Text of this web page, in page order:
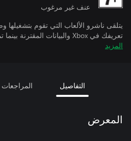
عنف غير مرغوب
يتلقى ناشرو الألعاب التي تقوم
تعريفك في Xbox والبيانات المقترنة بينما تمارس الألعاب.
المزيد
التفاصيل المراجعات
المعرض